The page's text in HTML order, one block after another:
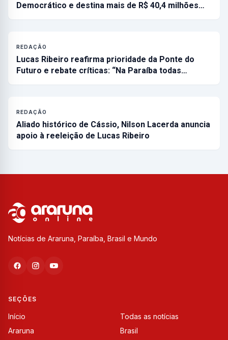
Democrático e destina mais de R$ 40,4 milhões…
REDAÇÃO
Lucas Ribeiro reafirma prioridade da Ponte do
Futuro e rebate críticas: “Na Paraíba todas…
REDAÇÃO
Aliado histórico de Cássio, Nilson Lacerda anuncia
apoio à reeleição de Lucas Ribeiro
Notícias de Araruna, Paraíba, Brasil e Mundo
SEÇÕES
Início
Todas as notícias
Araruna
Brasil